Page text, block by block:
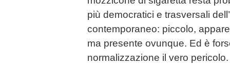
più democratici e trasversali
contemporaneo: piccolo,
ma presente ovunque. Ed è
normalizzazione il vero pericolo.